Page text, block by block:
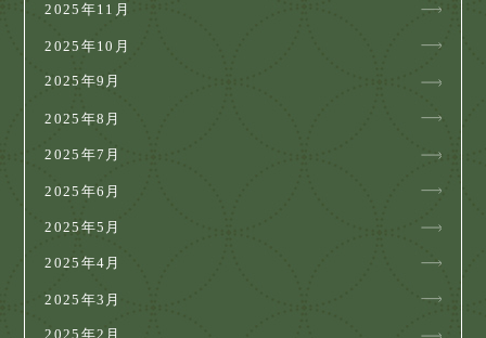
2025年11月
2025年10月
2025年9月
2025年8月
2025年7月
2025年6月
2025年5月
2025年4月
2025年3月